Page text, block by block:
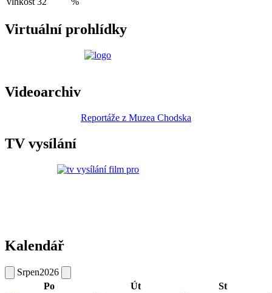
Virtuální prohlídky
Videoarchiv
Reportáže z Muzea Chodska
TV vysílání
Kalendář
Srpen2026
Po
Út
St